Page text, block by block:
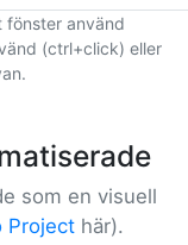
fönster använd
(ctrl+click) eller
som en visuell
Project här).